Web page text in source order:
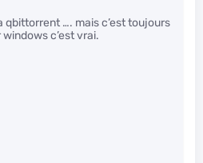
qbittorrent …. mais c’est toujours
c’est vrai.